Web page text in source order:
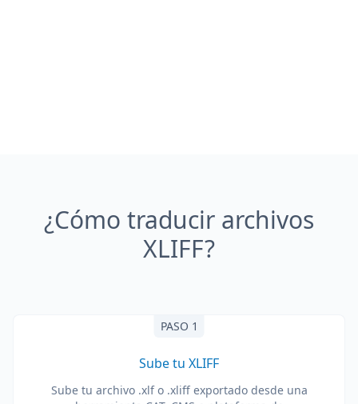
¿Cómo traducir archivos
XLIFF?
PASO 1
Sube tu XLIFF
Sube tu archivo .xlf o .xliff exportado desde una